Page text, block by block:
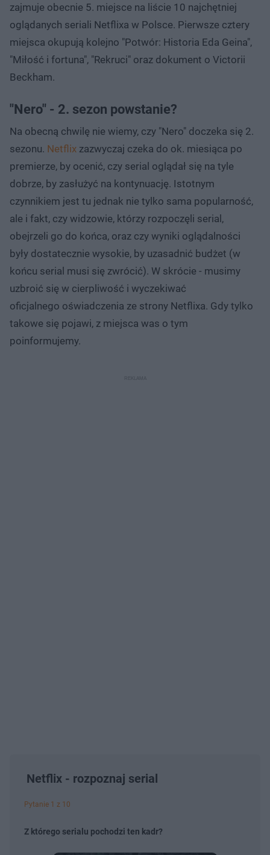
zajmuje obecnie 5. miejsce na liście 10 najchętniej
oglądanych seriali Netflixa w Polsce. Pierwsze cztery
miejsca okupują kolejno "Potwór: Historia Eda Geina",
"Miłość i fortuna", "Rekruci" oraz dokument o Victorii
Beckham.
"Nero" - 2. sezon powstanie?
Na obecną chwilę nie wiemy, czy "Nero" doczeka się 2.
sezonu. Netflix zazwyczaj czeka do ok. miesiąca po
premierze, by ocenić, czy serial oglądał się na tyle
dobrze, by zasłużyć na kontynuację. Istotnym
czynnikiem jest tu jednak nie tylko sama popularność,
ale i fakt, czy widzowie, którzy rozpoczęli serial,
obejrzeli go do końca, oraz czy wyniki oglądalności
były dostatecznie wysokie, by uzasadnić budżet (w
końcu serial musi się zwrócić). W skrócie - musimy
uzbroić się w cierpliwość i wyczekiwać
oficjalnego oświadczenia ze strony Netflixa. Gdy tylko
takowe się pojawi, z miejsca was o tym
poinformujemy.
Netflix - rozpoznaj serial
Pytanie 1 z 10
Z którego serialu pochodzi ten kadr?